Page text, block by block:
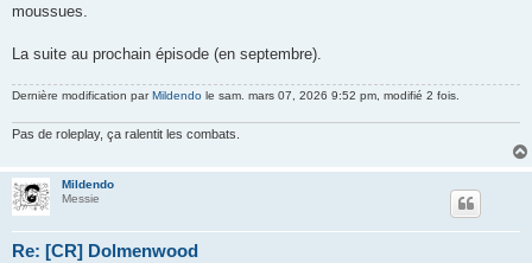
moussues.
La suite au prochain épisode (en septembre).
Dernière modification parMildendo le sam. mars 07, 2026 9:52 pm, modifié 2 fois.
Pas de roleplay, ça ralentit les combats.
Mildendo
Messie
Re: [CR] Dolmenwood